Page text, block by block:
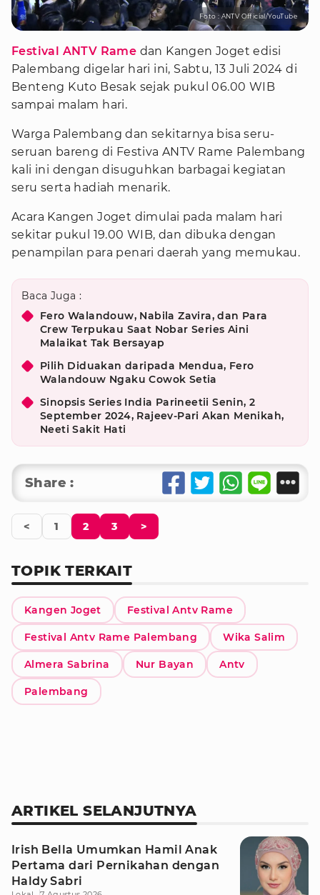
Foto : ANTV Official/YouTube
Festival ANTV Rame dan Kangen Joget edisi
Palembang digelar hari ini, Sabtu, 13 Juli 2024 di
Benteng Kuto Besak sejak pukul 06.00 WIB
sampai malam hari.
Warga Palembang dan sekitarnya bisa seru-
seruan bareng di Festiva ANTV Rame Palembang
kali ini dengan disuguhkan barbagai kegiatan
seru serta hadiah menarik.
Acara Kangen Joget dimulai pada malam hari
sekitar pukul 19.00 WIB, dan dibuka dengan
penampilan para penari daerah yang memukau.
Baca Juga :
Fero Walandouw, Nabila Zavira, dan Para
Crew Terpukau Saat Nobar Series Aini
Malaikat Tak Bersayap
Pilih Diduakan daripada Mendua, Fero
Walandouw Ngaku Cowok Setia
Sinopsis Series India Parineetii Senin, 2
September 2024, Rajeev-Pari Akan Menikah,
Neeti Sakit Hati
Share :
< 1 2 3 >
TOPIK TERKAIT
Kangen Joget Festival Antv Rame
Festival Antv Rame Palembang Wika Salim
Almera Sabrina Nur Bayan Antv
Palembang
ARTIKEL SELANJUTNYA
Irish Bella Umumkan Hamil Anak
Pertama dari Pernikahan dengan
Haldy Sabri